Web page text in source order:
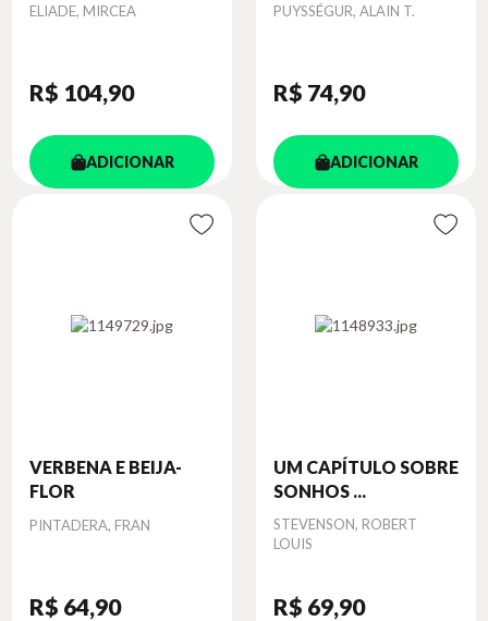
Autor
ELIADE, MIRCEA
R$ 104,90
ADICIONAR
Autor
PUYSSÉGUR, ALAIN T.
R$ 74,90
ADICIONAR
VERBENA E BEIJA-
FLOR
Autor
PINTADERA, FRAN
R$ 64,90
UM CAPÍTULO SOBRE
SONHOS ...
Autor
STEVENSON, ROBERT
LOUIS
R$ 69,90